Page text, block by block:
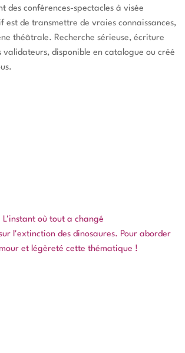
des conférences-spectacles à visée
est de transmettre de vraies connaissances,
théâtrale. Recherche sérieuse, écriture
validateurs, disponible en catalogue ou créé
L'instant où tout a changé
l'extinction des dinosaures. Pour aborder
et légèreté cette thématique !